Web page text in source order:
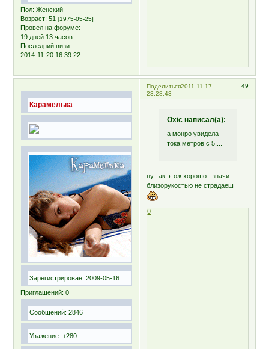
Пол: Женский
Возраст: 51[1975-05-25]
Провел на форуме:
19 дней 13 часов
Последний визит:
2014-11-20 16:39:22
Поделиться 49
2011-11-17
23:28:43
Карамелька
Зарегистрирован: 2009-05-16
Приглашений: 0
Сообщений: 2846
Уважение: +280
Oxic написал(а):
а монро увидела
тока метров с 5....
ну так этож хорошо...значит
близорукостью не страдаеш
0